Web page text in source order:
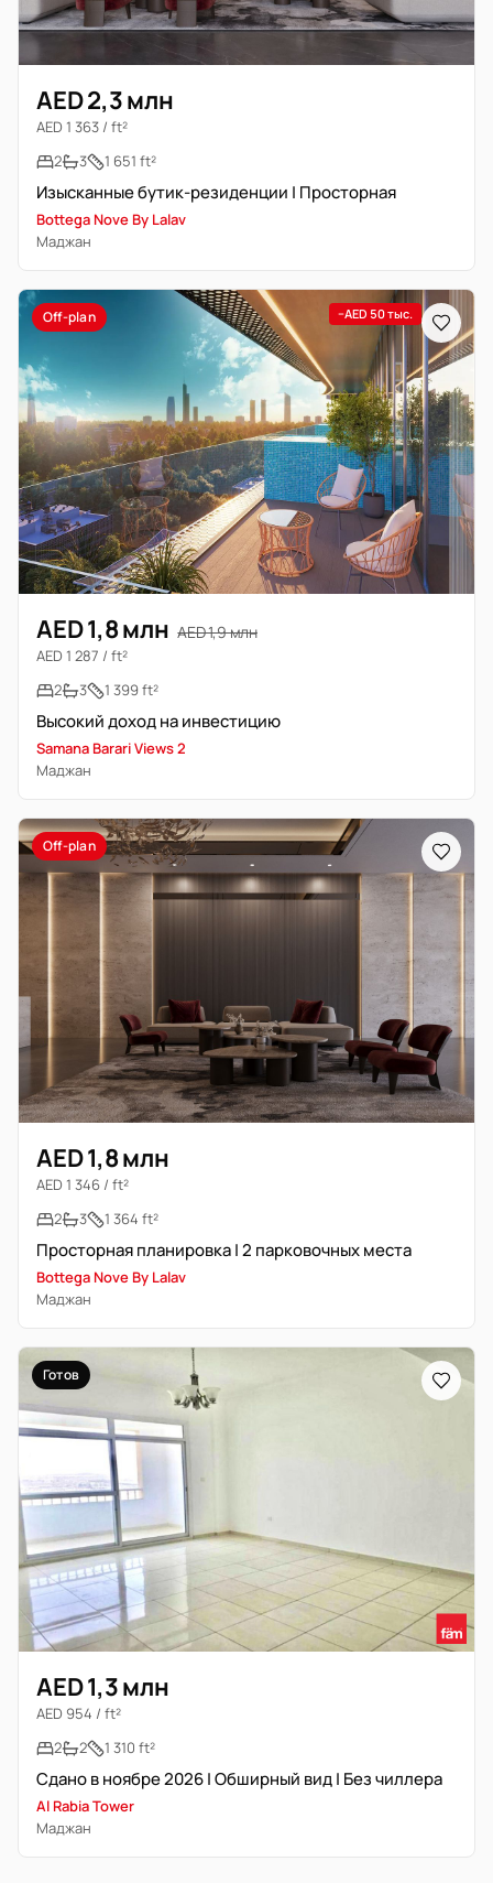
AED 2,3 млн
AED 1 363 / ft²
2
3 1 651 ft²
Изысканные бутик-резиденции | Просторная
Bottega Nove By Lalav
Маджан
Off-plan −AED 50 тыс.
AED 1,8 млн AED 1,9 млн
AED 1 287 / ft²
2
3 1 399 ft²
Высокий доход на инвестицию
Samana Barari Views 2
Маджан
Off-plan
AED 1,8 млн
AED 1 346 / ft²
2
3 1 364 ft²
Просторная планировка | 2 парковочных места
Bottega Nove By Lalav
Маджан
Готов
AED 1,3 млн
AED 954 / ft²
2
2 1 310 ft²
Сдано в ноябре 2026 | Обширный вид | Без чиллера
Al Rabia Tower
Маджан